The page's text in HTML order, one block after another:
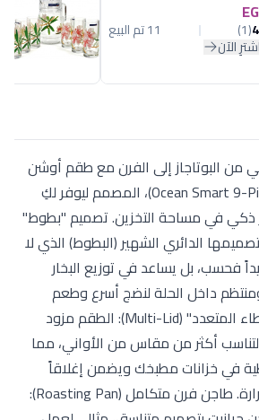
(1) 11 تم البيع
اشترِ الآن
من البوتاجاز إلى الفرن مع طقم أوشن
بطوط المبتكر (Ocean Smart 9-Piece Set)، المصمم ليوفر لكِ
ذكي في مساحة التخزين. تصميم "بطوط"
الدائري الشهير (البطوط) الذي لا
فحسب، بل يساعد في توزيع البخار
داخل الحلة لنضج أسرع وطعم
أشهى. تكنولوجيا "الغطاء المتعدد" (Multi-Lid): الطقم مزود
أكثر من مقاس من الأواني، مما
في خزانات مطبخك ويضمن إغلاقاً
محكماً يمنع تسرب الحرارة. طاجن فرن متكامل (Roasting Pan):